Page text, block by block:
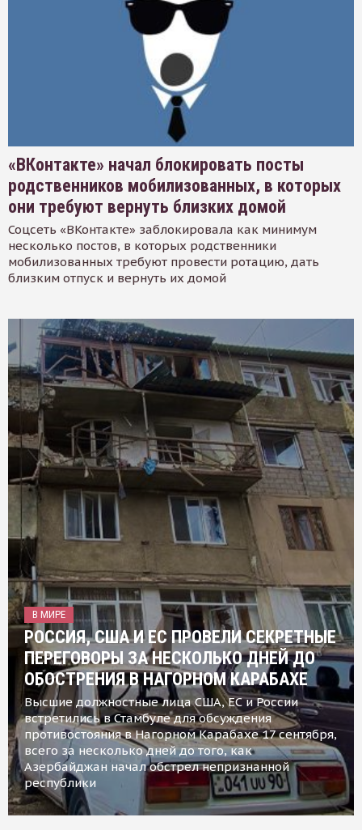
«ВКонтакте» начал блокировать посты
родственников мобилизованных, в которых
они требуют вернуть близких домой
Соцсеть «ВКонтакте» заблокировала как минимум
несколько постов, в которых родственники
мобилизованных требуют провести ротацию, дать
близким отпуск и вернуть их домой
В МИРЕ
РОССИЯ, США И ЕС ПРОВЕЛИ СЕКРЕТНЫЕ
ПЕРЕГОВОРЫ ЗА НЕСКОЛЬКО ДНЕЙ ДО
ОБОСТРЕНИЯ В НАГОРНОМ КАРАБАХЕ
Высшие должностные лица США, ЕС и России
встретились в Стамбуле для обсуждения
противостояния в Нагорном Карабахе 17 сентября,
всего за несколько дней до того, как
Азербайджан начал обстрел непризнанной
республики